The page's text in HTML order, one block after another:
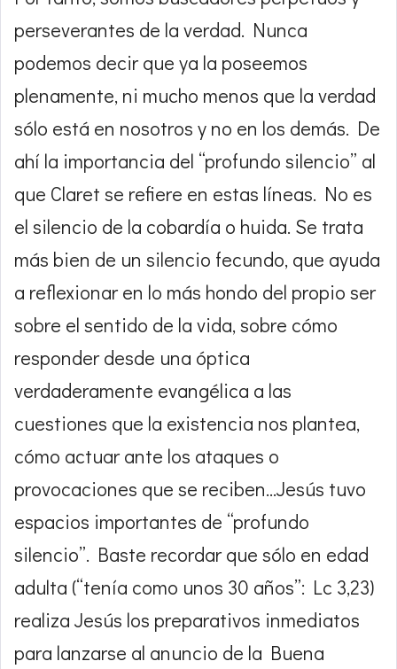
perseverantes de la verdad. Nunca
podemos decir que ya la poseemos
plenamente, ni mucho menos que la verdad
sólo está en nosotros y no en los demás. De
ahí la importancia del “profundo silencio” al
que Claret se refiere en estas líneas. No es
el silencio de la cobardía o huida. Se trata
más bien de un silencio fecundo, que ayuda
a reflexionar en lo más hondo del propio ser
sobre el sentido de la vida, sobre cómo
responder desde una óptica
verdaderamente evangélica a las
cuestiones que la existencia nos plantea,
cómo actuar ante los ataques o
provocaciones que se reciben…Jesús tuvo
espacios importantes de “profundo
silencio”. Baste recordar que sólo en edad
adulta (“tenía como unos 30 años”: Lc 3,23)
realiza Jesús los preparativos inmediatos
para lanzarse al anuncio de la Buena